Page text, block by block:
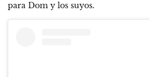
para Dom y los suyos.